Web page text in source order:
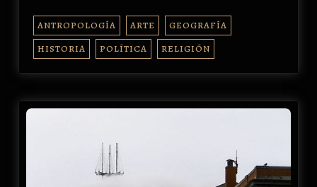
ANTROPOLOGÍA ARTE
GEOGRAFÍA
HISTORIA
POLÍTICA RELIGIÓN